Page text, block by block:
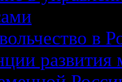
в
развития